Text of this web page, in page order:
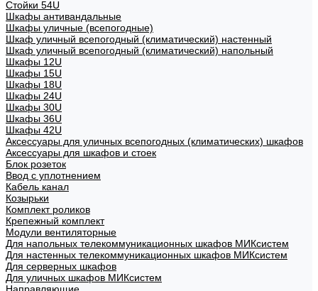
Стойки 54U
Шкафы антивандальные
Шкафы уличные (всепогодные)
Шкаф уличный всепогодный (климатический) настенный
Шкаф уличный всепогодный (климатический) напольный
Шкафы 12U
Шкафы 15U
Шкафы 18U
Шкафы 24U
Шкафы 30U
Шкафы 36U
Шкафы 42U
Аксессуары для уличных всепогодных (климатических) шкафов
Аксессуары для шкафов и стоек
Блок розеток
Ввод с уплотнением
Кабель канал
Козырьки
Комплект роликов
Крепежный комплект
Модули вентиляторные
Для напольных телекоммуникационных шкафов МИКсистем
Для настенных телекоммуникационных шкафов МИКсистем
Для серверных шкафов
Для уличных шкафов МИКсистем